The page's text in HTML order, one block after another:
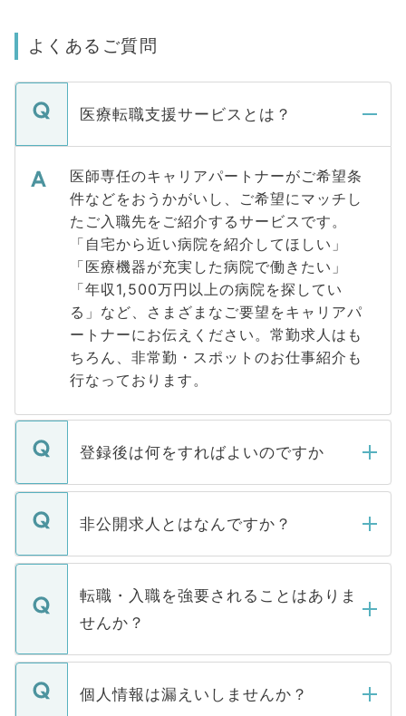
よくあるご質問
医療転職支援サービスとは？
医師専任のキャリアパートナーがご希望条
件などをおうかがいし、ご希望にマッチし
たご入職先をご紹介するサービスです。
「自宅から近い病院を紹介してほしい」
「医療機器が充実した病院で働きたい」
「年収1,500万円以上の病院を探してい
る」など、さまざまなご要望をキャリアパ
ートナーにお伝えください。常勤求人はも
ちろん、非常勤・スポットのお仕事紹介も
行なっております。
登録後は何をすればよいのですか
ご登録いただきましたら、弊社担当者がご
登録内容を確認し、その後メールもしくは
ます。通常、5営業日以内にはご連絡をせて
いただきますので、しばらくお待ちくださ
い。
非公開求人とはなんですか？
マイナビDOCTORで取り扱っている求人の
うち約3割は、Webサイトからご覧いただ
けない「非公開求人」です。非公開求人は
下記の理由によって、一般には公開してい
ません。
■応募殺到を避けるため 人気のある医療機
転職・入職を強要されることはありま
せんか？
転職・入職を強要することは一切ありませ
ん。また、仮に応募先から内定をいただい
個人情報は漏えいしませんか？